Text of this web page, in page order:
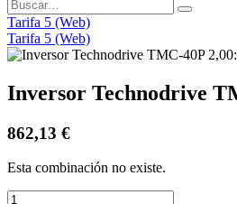
Tarifa 5 (Web)
Tarifa 5 (Web)
Inversor Technodrive
862,13 €
Esta combinación no existe.